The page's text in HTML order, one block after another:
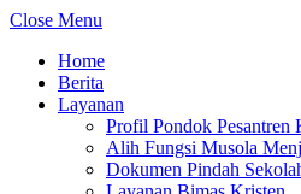
Close Menu
Home
Berita
Layanan
Profil Pondok Pesantren
Alih Fungsi Musola
Dokumen Pindah